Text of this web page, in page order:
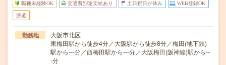
職種未経験OK 交通費別途支給あり 土日祝日が休み WEB登録OK
派遣
勤務地
大阪市北区
東梅田駅から徒歩4分／大阪駅から徒歩8分／梅田(地下鉄)
駅から---分／西梅田駅から---分／大阪梅田(阪神線)駅から--
-分